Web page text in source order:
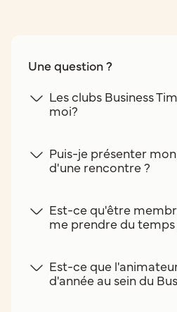
Une question ?
Les clubs Business
moi?
Puis-je présenter
d'une rencontre ?
Est-ce qu'être
me prendre du temps
Est-ce que
d'année au sein du